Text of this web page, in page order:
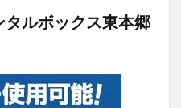
ルボックス東本郷